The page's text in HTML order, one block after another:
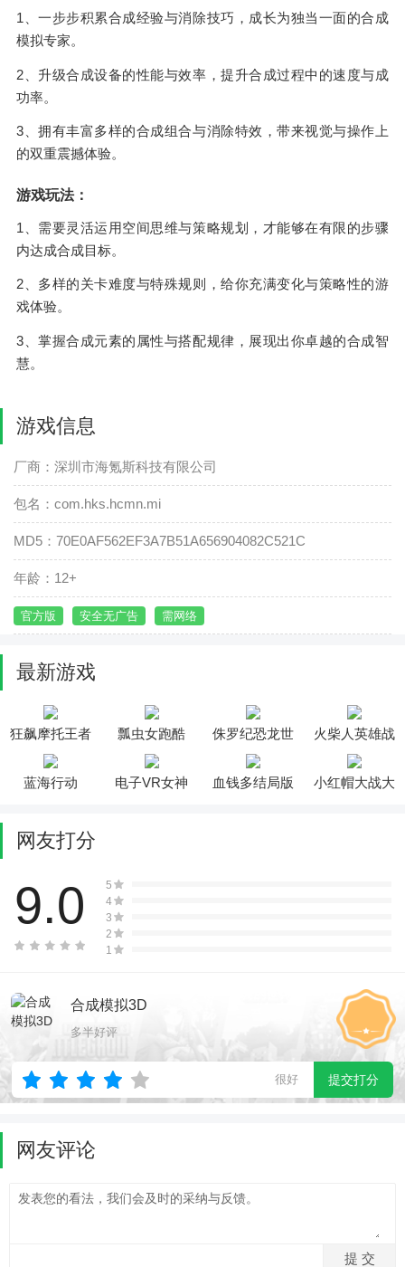
1、一步步积累合成经验与消除技巧，成长为独当一面的合成
模拟专家。
2、升级合成设备的性能与效率，提升合成过程中的速度与成
功率。
3、拥有丰富多样的合成组合与消除特效，带来视觉与操作上
的双重震撼体验。
游戏玩法：
1、需要灵活运用空间思维与策略规划，才能够在有限的步骤
内达成合成目标。
2、多样的关卡难度与特殊规则，给你充满变化与策略性的游
戏体验。
3、掌握合成元素的属性与搭配规律，展现出你卓越的合成智
慧。
游戏信息
厂商：深圳市海氪斯科技有限公司
包名：com.hks.hcmn.mi
MD5：70E0AF562EF3A7B51A656904082C521C
年龄：12+
官方版 安全无广告 需网络
最新游戏
狂飙摩托王者 瓢虫女跑酷
侏罗纪恐龙世
界
火柴人英雄战
争遗产
蓝海行动
电子VR女神 血钱多结局版
小红帽大战大
网友打分
9.0
5
4
3
2
1
合成模拟3D
多半好评
很好 提交打分
网友评论